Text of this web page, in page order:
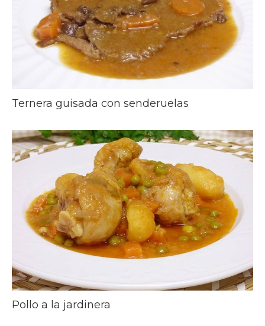
Ternera guisada con senderuelas
Pollo a la jardinera